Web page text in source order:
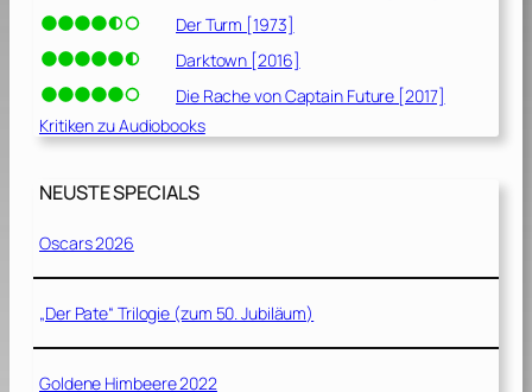
Der Turm [1973]
Darktown [2016]
Die Rache von Captain Future [2017]
Kritiken zu Audiobooks
NEUSTE SPECIALS
Oscars 2026
„Der Pate“ Trilogie (zum 50. Jubiläum)
Goldene Himbeere 2022